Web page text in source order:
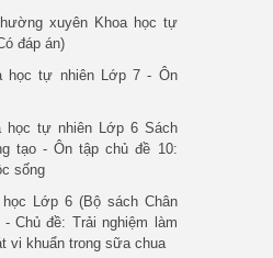
xuyên Khoa học tự
đáp án)
học tự nhiên Lớp 7 - Ôn
học tự nhiên Lớp 6 Sách
tạo - Ôn tập chủ đề 10:
sống
Lớp 6 (Bộ sách Chân
Chủ đề: Trải nghiệm làm
vi khuẩn trong sữa chua